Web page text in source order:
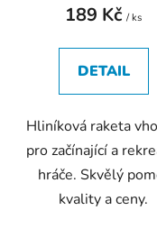
189 Kč / ks
DETAIL
Hliníková raketa
pro začínající a
hráče. Skvělý
kvality a ceny.